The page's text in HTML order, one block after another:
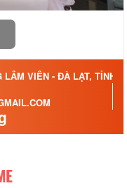
LÂM VIÊN - ĐÀ LẠT, TỈNH